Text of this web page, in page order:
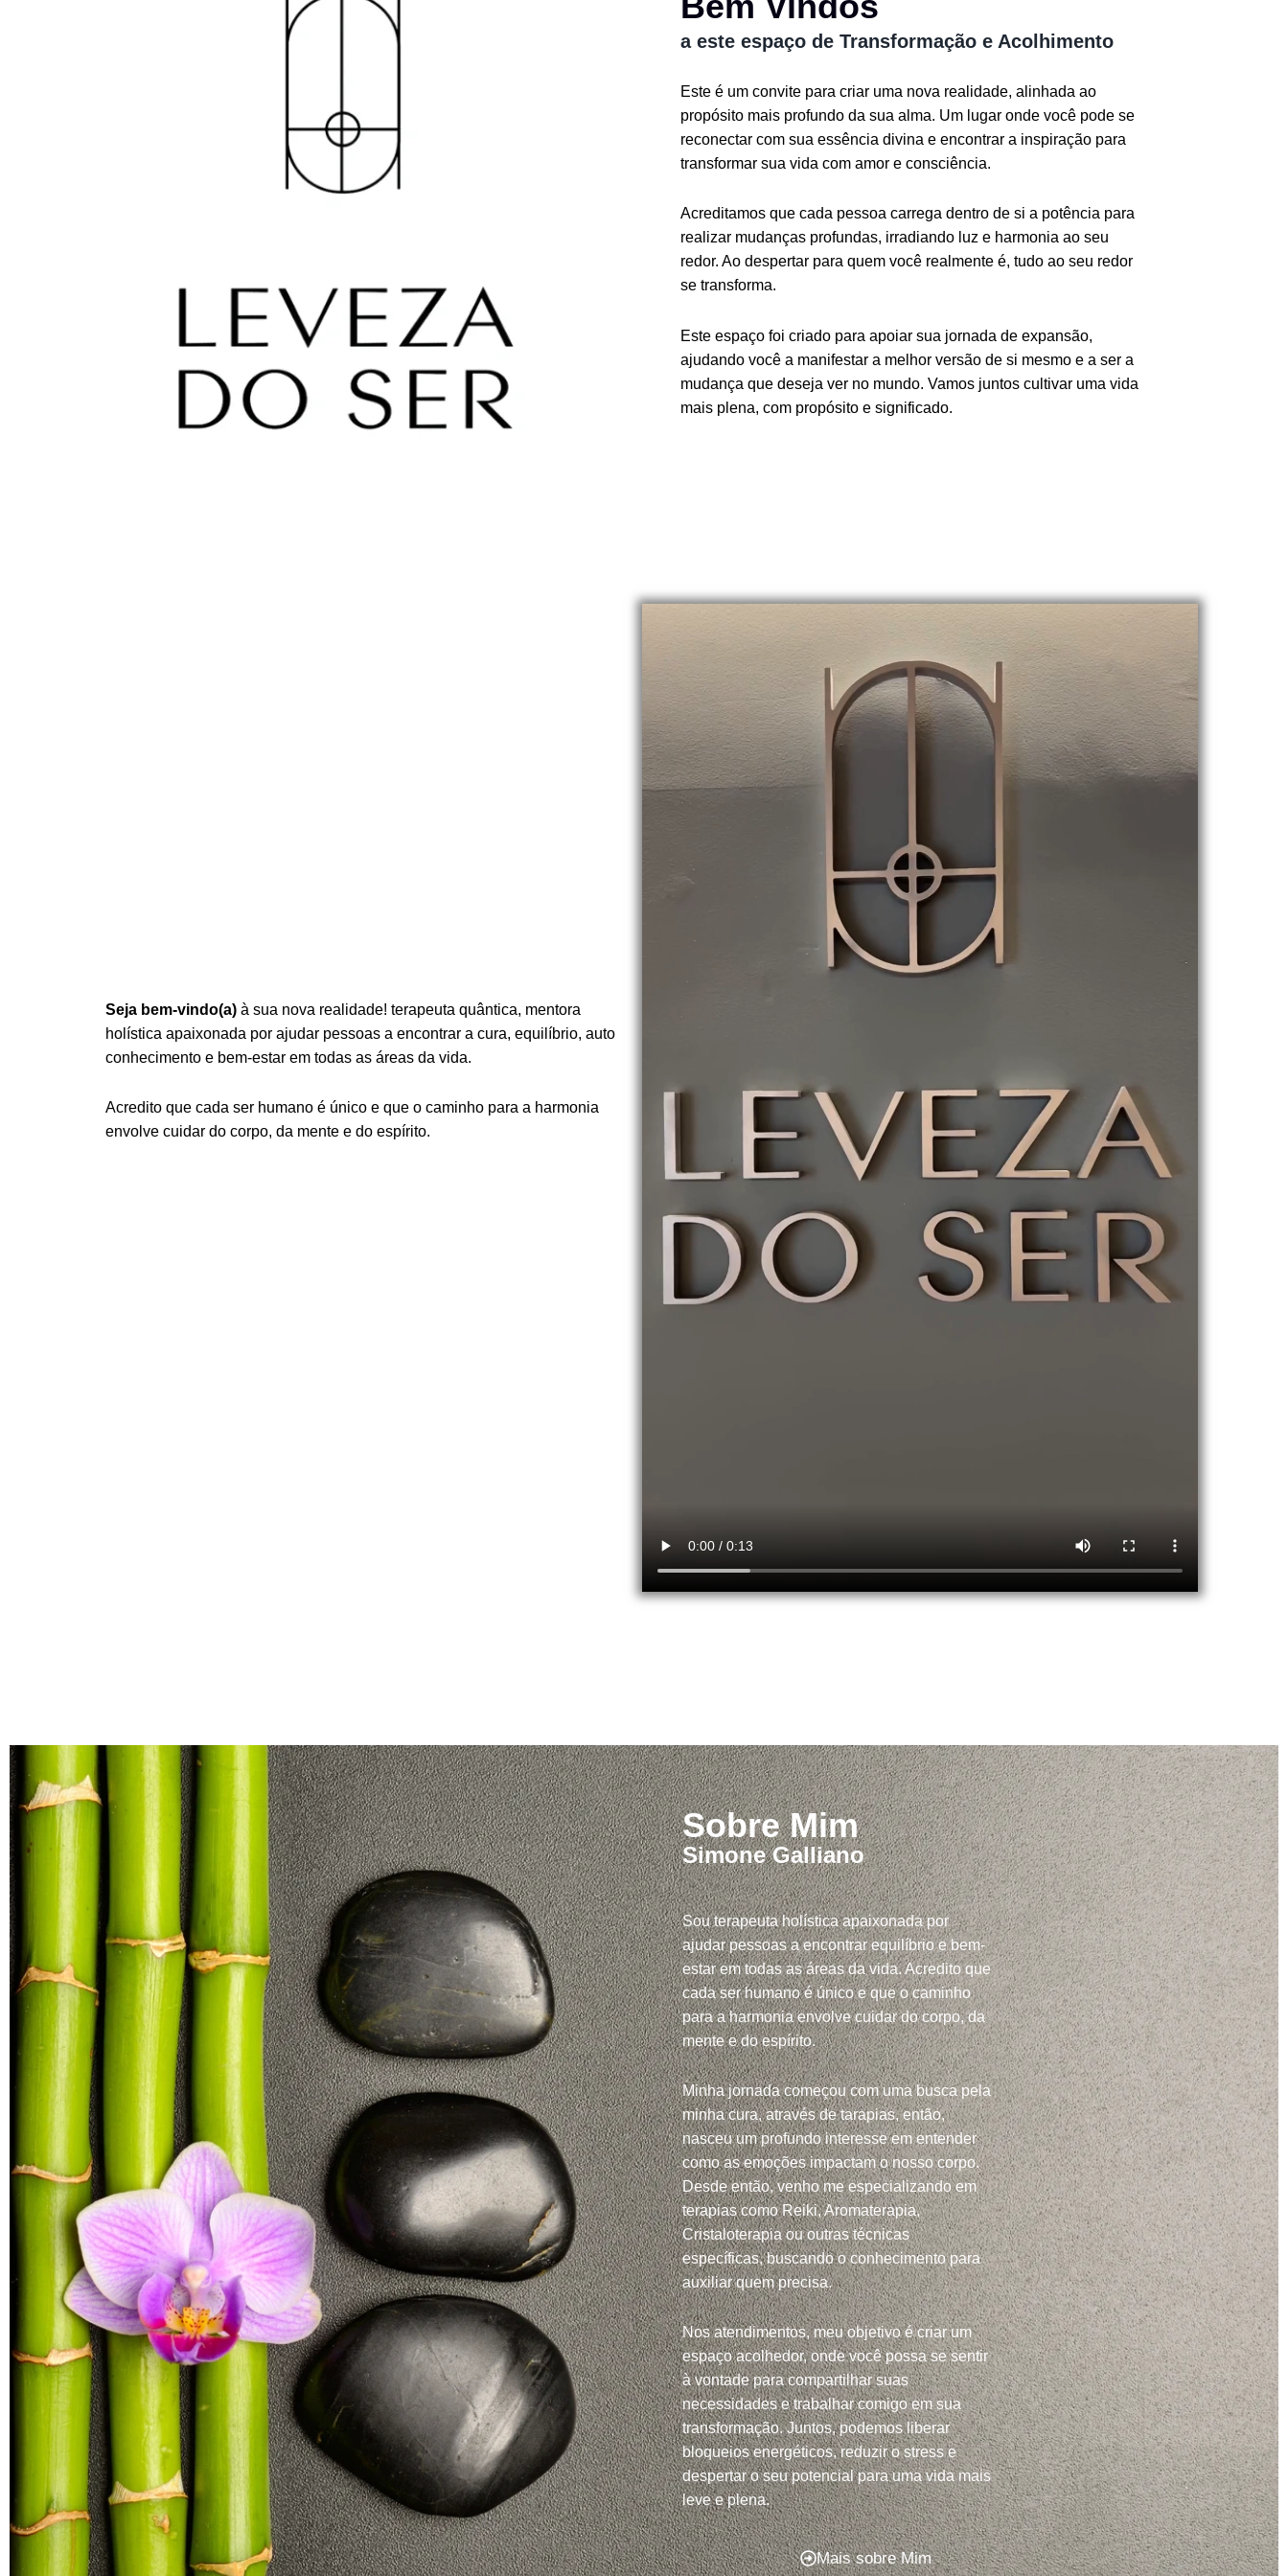
a este espaço de Transformação e Acolhimento
Este é um convite para criar uma nova realidade, alinhada ao
propósito mais profundo da sua alma. Um lugar onde você pode se
reconectar com sua essência divina e encontrar a inspiração para
transformar sua vida com amor e consciência.
Acreditamos que cada pessoa carrega dentro de si a potência para
realizar mudanças profundas, irradiando luz e harmonia ao seu
redor. Ao despertar para quem você realmente é, tudo ao seu redor
se transforma.
Este espaço foi criado para apoiar sua jornada de expansão,
ajudando você a manifestar a melhor versão de si mesmo e a ser a
mudança que deseja ver no mundo. Vamos juntos cultivar uma vida
mais plena, com propósito e significado.
Seja bem-vindo(a) à sua nova realidade! terapeuta quântica, mentora
holística apaixonada por ajudar pessoas a encontrar a cura, equilíbrio, auto
conhecimento e bem-estar em todas as áreas da vida.
Acredito que cada ser humano é único e que o caminho para a harmonia
envolve cuidar do corpo, da mente e do espírito.
Sobre Mim
Simone Galliano
Sou terapeuta holística apaixonada por
ajudar pessoas a encontrar equilíbrio e bem-
estar em todas as áreas da vida. Acredito que
cada ser humano é único e que o caminho
para a harmonia envolve cuidar do corpo, da
mente e do espírito.
Minha jornada começou com uma busca pela
minha cura, através de tarapias, então,
nasceu um profundo interesse em entender
como as emoções impactam o nosso corpo.
Desde então, venho me especializando em
terapias como Reiki, Aromaterapia,
Cristaloterapia ou outras técnicas
específicas, buscando o conhecimento para
auxiliar quem precisa.
Nos atendimentos, meu objetivo é criar um
espaço acolhedor, onde você possa se sentir
à vontade para compartilhar suas
necessidades e trabalhar comigo em sua
transformação. Juntos, podemos liberar
bloqueios energéticos, reduzir o stress e
despertar o seu potencial para uma vida mais
leve e plena.
Mais sobre Mim